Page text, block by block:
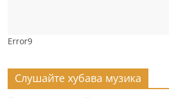
Error9
Слушайте хубава музика